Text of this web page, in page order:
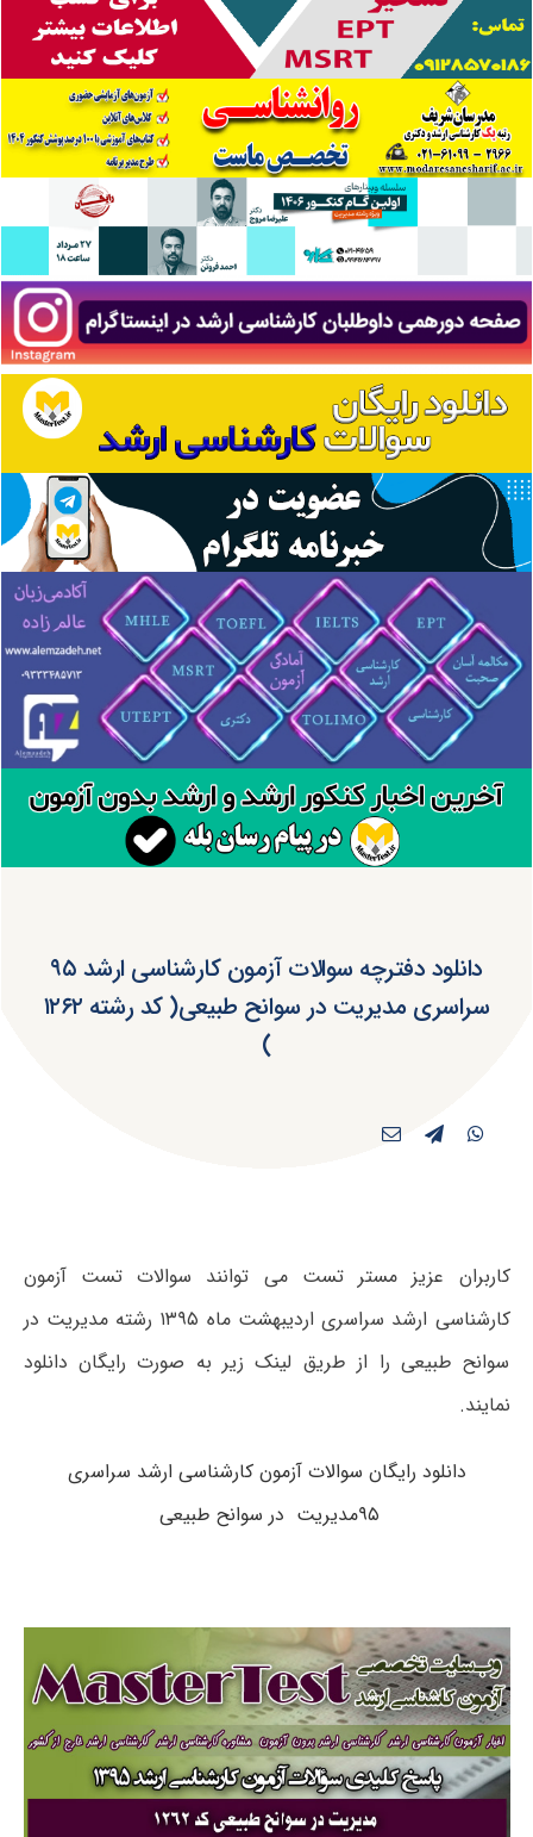
دانلود دفترچه سوالات آزمون کارشناسی ارشد ۹۵
سراسری مدیریت در سوانح طبیعی( کد رشته ۱۲۶۲
)
کاربران عزیز مستر تست می توانند سوالات تست آزمون
کارشناسی ارشد سراسری اردیبهشت ماه ۱۳۹۵ رشته مدیریت در
سوانح طبیعی را از طریق لینک زیر به صورت رایگان دانلود
نمایند.
دانلود رایگان سوالات آزمون کارشناسی ارشد سراسری
۹۵مدیریت در سوانح طبیعی